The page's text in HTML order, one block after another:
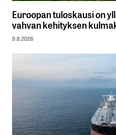
Euroopan tuloskausi on
vahvan kehityksen
9.8.2026